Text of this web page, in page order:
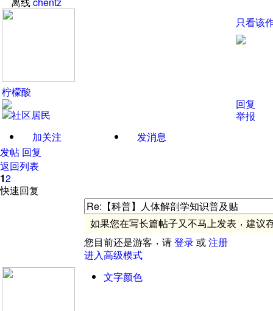
柠檬酸
加关注 发消息
只看该
回复
举报
发帖 回复
返回列表
12
快速回复
如果您在写长篇帖子又不马上发表 ， 建议
您目前还是游客 ， 请登录或注册
进入高级模式
文字颜色